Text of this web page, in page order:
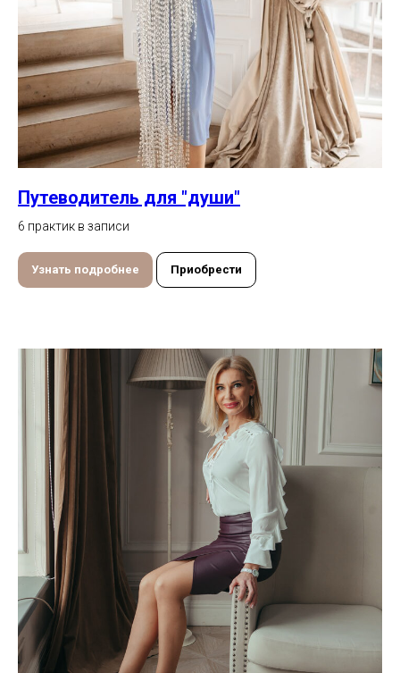
Путеводитель для "души"
6 практик в записи
Узнать подробнее Приобрести